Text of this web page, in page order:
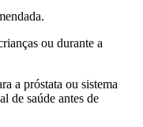
ou durante a
a próstata ou sistema
de saúde antes de